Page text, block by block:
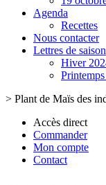
Agenda
Recettes
Nous contacter
Lettres de saison
Hiver
> Plant de Maïs des
Accès direct
Commander
Mon compte
Contact